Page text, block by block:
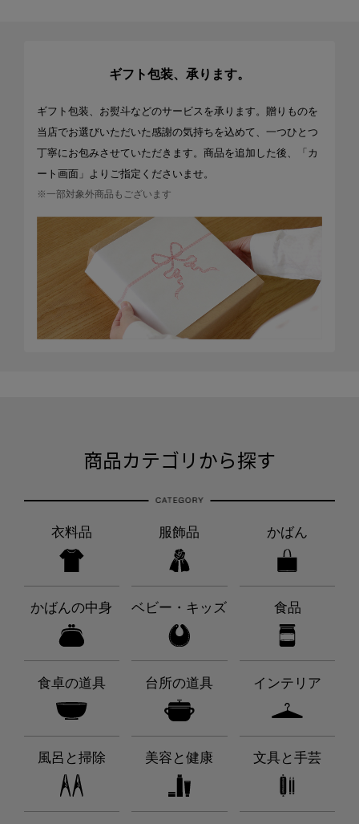
ギフト包装、承ります。
ギフト包装、お熨斗などのサービスを承ります。贈りものを
当店でお選びいただいた感謝の気持ちを込めて、一つひとつ
丁寧にお包みさせていただきます。商品を追加した後、「カ
ート画面」よりご指定くださいませ。
※一部対象外商品もございます
商品カテゴリから探す
衣料品 服飾品 かばん
かばんの中身 ベビー・キッズ 食品
食卓の道具 台所の道具 インテリア
風呂と掃除 美容と健康 文具と手芸